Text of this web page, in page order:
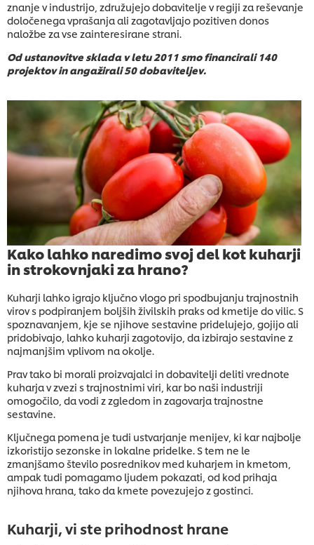
znanje v industrijo, združujejo dobavitelje v regiji za reševanje
določenega vprašanja ali zagotavljajo pozitiven donos
naložbe za vse zainteresirane strani.
Od ustanovitve sklada v letu 2011 smo financirali 140
projektov in angažirali 50 dobaviteljev.
Kako lahko naredimo svoj del kot kuharji
in strokovnjaki za hrano?
Kuharji lahko igrajo ključno vlogo pri spodbujanju trajnostnih
virov s podpiranjem boljših živilskih praks od kmetije do vilic. S
spoznavanjem, kje se njihove sestavine pridelujejo, gojijo ali
pridobivajo, lahko kuharji zagotovijo, da izbirajo sestavine z
najmanjšim vplivom na okolje.
Prav tako bi morali proizvajalci in dobavitelji deliti vrednote
kuharja v zvezi s trajnostnimi viri, kar bo naši industriji
omogočilo, da vodi z zgledom in zagovarja trajnostne
sestavine.
Ključnega pomena je tudi ustvarjanje menijev, ki kar najbolje
izkoristijo sezonske in lokalne pridelke. S tem ne le
zmanjšamo število posrednikov med kuharjem in kmetom,
ampak tudi pomagamo ljudem pokazati, od kod prihaja
njihova hrana, tako da kmete povezujejo z gostinci.
Kuharji, vi ste prihodnost hrane